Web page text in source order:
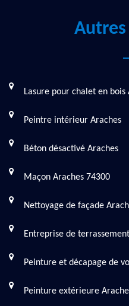
Autres
Lasure pour chalet en bois
Peintre intérieur Araches
Béton désactivé Araches
Maçon Araches 74300
Nettoyage de façade
Entreprise de
Peinture et décapage de
Peinture extérieure